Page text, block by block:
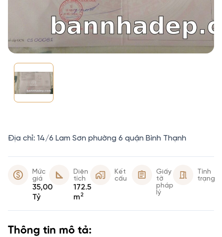
Địa chỉ: 14/6 Lam Sơn phường 6 quận Bình Thạnh
Mức
giá
35,00
Tỷ
Diện
tích
172.5
m2
Kết
cấu
Giấy
tờ
pháp
lý
Tình
trạng
Thông tin mô tả: